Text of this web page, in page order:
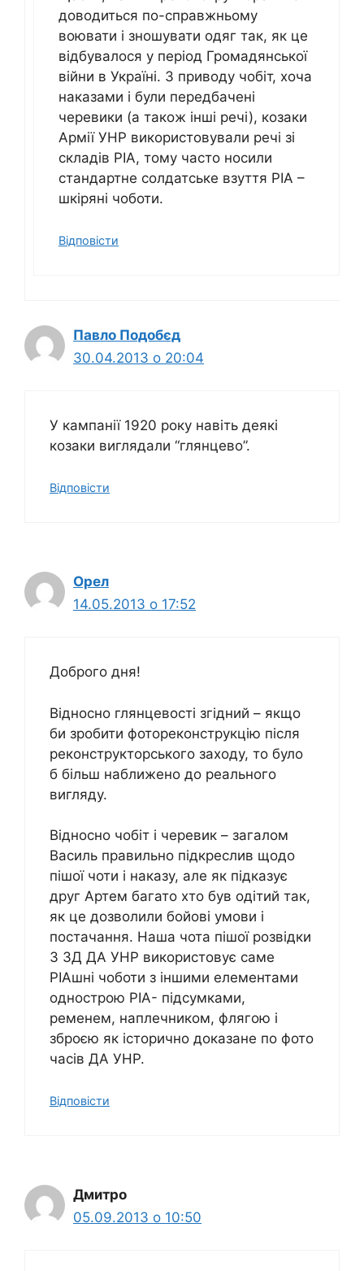
доводиться по-справжньому
воювати і зношувати одяг так, як це
відбувалося у період Громадянської
війни в Україні. З приводу чобіт, хоча
наказами і були передбачені
черевики (а також інші речі), козаки
Армії УНР використовували речі зі
складів РІА, тому часто носили
стандартне солдатське взуття РІА –
шкіряні чоботи.
Відповіcти
Павло Подобєд
30.04.2013 о 20:04
У кампанії 1920 року навіть деякі
козаки виглядали “глянцево”.
Відповіcти
Орел
14.05.2013 о 17:52
Доброго дня!
Відносно глянцевості згідний – якщо
би зробити фотореконструкцію після
реконструкторського заходу, то було
б більш наближено до реального
вигляду.
Відносно чобіт і черевик – загалом
Василь правильно підкреслив щодо
пішої чоти і наказу, але як підказує
друг Артем багато хто був одітий так,
як це дозволили бойові умови і
постачання. Наша чота пішої розвідки
3 ЗД ДА УНР використовує саме
РІАшні чоботи з іншими елементами
однострою РІА- підсумками,
ременем, наплечником, флягою і
зброєю як історично доказане по фото
часів ДА УНР.
Відповіcти
Дмитро
05.09.2013 о 10:50